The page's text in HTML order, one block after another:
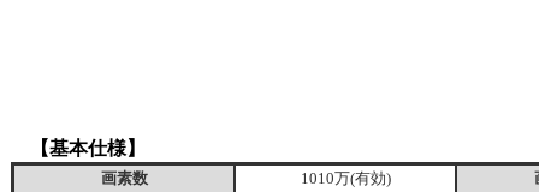
【基本仕様】
画素数 1010万(有効)